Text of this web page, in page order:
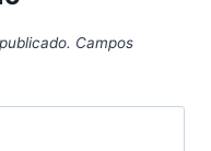
Campos